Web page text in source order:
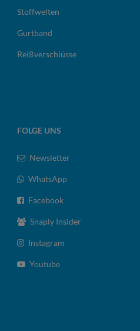
Stoffwelten
Gurtband
Reißverschlüsse
FOLGE UNS
Newsletter
WhatsApp
Facebook
Snaply Insider
Instagram
Youtube